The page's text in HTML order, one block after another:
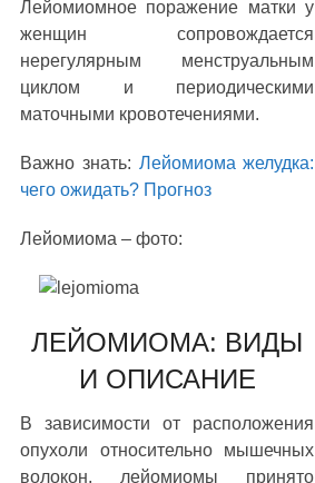
Лейомиомное поражение матки у
женщин сопровождается
нерегулярным менструальным
циклом и периодическими
маточными кровотечениями.
Важно знать: Лейомиома желудка:
чего ожидать? Прогноз
Лейомиома – фото:
ЛЕЙОМИОМА: ВИДЫ
И ОПИСАНИЕ
В зависимости от расположения
опухоли относительно мышечных
волокон, лейомиомы принято